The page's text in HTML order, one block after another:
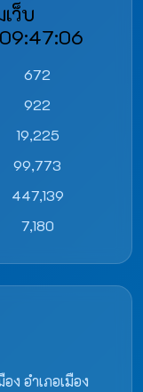
ว็บ
672
922
19,225
99,773
447,139
7,180
ง อำเภอเมือง